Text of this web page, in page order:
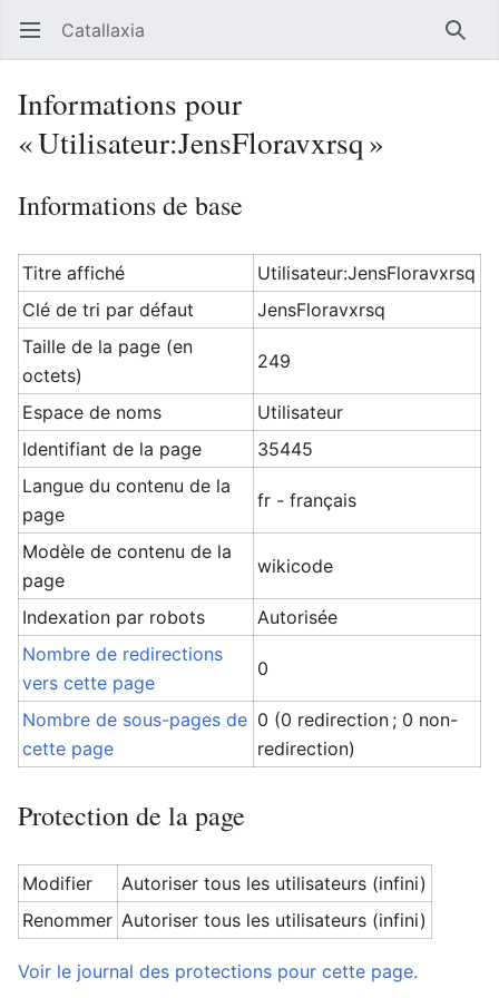
Ouvrir le menu principal Catallaxia
Informations pour
« Utilisateur:JensFloravxrsq »
Informations de base
Titre affiché
Utilisateur:JensFloravxrsq
Clé de tri par défaut
JensFloravxrsq
Taille de la page (en
octets)
249
Espace de noms
Utilisateur
Identifiant de la page
35445
Langue du contenu de la
page
fr - français
Modèle de contenu de la
page
wikicode
Indexation par robots
Autorisée
Nombre de redirections
vers cette page
0
Nombre de sous-pages de
cette page
0 (0 redirection ; 0 non-
redirection)
Protection de la page
Modifier
Autoriser tous les utilisateurs (infini)
Renommer Autoriser tous les utilisateurs (infini)
Voir le journal des protections pour cette page.